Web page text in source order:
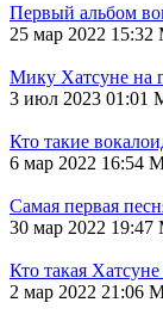
Первый альбом
25 мар 2022 15:32
Мику Хатсуне на
3 июл 2023 01:01
Кто такие
6 мар 2022 16:54
Самая первая
30 мар 2022 19:47
Кто такая
2 мар 2022 21:06